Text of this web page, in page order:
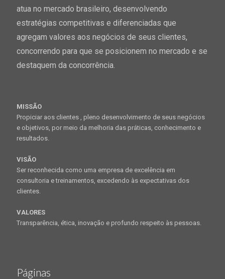
atua no mercado brasileiro, desenvolvendo
estratégias competitivas e diferenciadas que
agregam valores aos negócios de seus clientes,
concorrendo para que se posicionem no mercado e se
destaquem da concorrência.
MISSÃO
Propiciar aos clientes , pleno desenvolvimento de seus negócios
e objetivos, por meio da melhoria das práticas, conhecimento e
resultados.
VISÃO
Ser reconhecida como uma empresa de excelência em
consultoria e treinamentos, excedendo às expectativas dos
clientes.
VALORES
Transparência, ética, inovação e profundo respeito às pessoas.
Páginas